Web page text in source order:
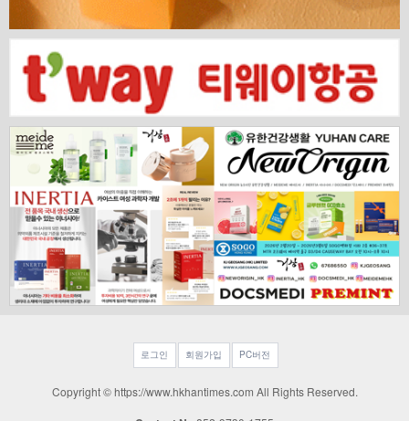
로그인 회원가입 PC버전
Copyright © https://www.hkhantimes.com All Rights Reserved.